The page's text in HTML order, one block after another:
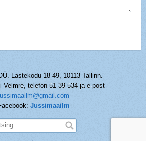
Lastekodu 18-49, 10113 Tallinn.
Velmre, telefon 51 39 534 ja e-post
Jussimaailm